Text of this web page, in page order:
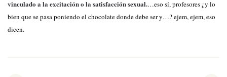
vinculado a la excitación o la satisfacción sexual.…eso sí, profesores ¿y lo
bien que se pasa poniendo el chocolate donde debe ser y…? ejem, ejem, eso
dicen.